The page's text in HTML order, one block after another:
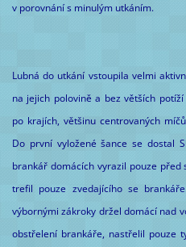
v porovnání s minulým utkáním.
Lubná do utkání vstoupila velmi
na jejich polovině a bez větších
po krajích, většinu centrovaných
Do první vyložené šance se dostal
brankář domácích vyrazil pouze před
trefil pouze zvedajícího se
výbornými zákroky držel domácí nad
obstřelení brankáře, nastřelil pouze